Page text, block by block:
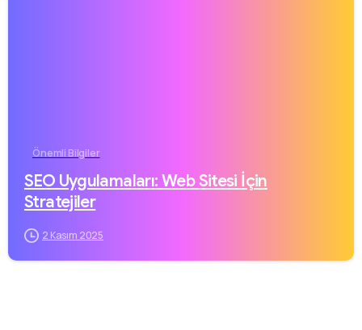
Önemli Bilgiler
SEO Uygulamaları: Web Sitesi İçin
Stratejiler
2 Kasım 2025